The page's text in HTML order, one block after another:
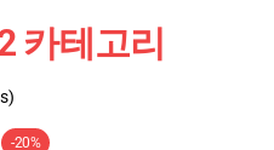
카테고리
-20%